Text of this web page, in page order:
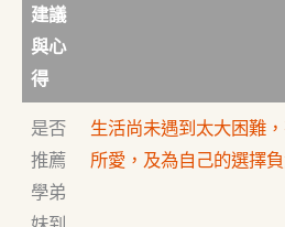
建議
與心
得
是否
推薦
學弟
生活尚未遇到太大困難
所愛，及為自己的選擇負